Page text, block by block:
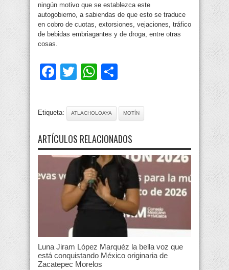
ningún motivo que se establezca este
autogobierno, a sabiendas de que esto se traduce
en cobro de cuotas, extorsiones, vejaciones, tráfico
de bebidas embriagantes y de droga, entre otras
cosas.
Facebook
TwitterWhatsApp
Etiqueta: ATLACHOLOAYA MOTÍN
ARTÍCULOS RELACIONADOS
Luna Jiram López Marquéz la bella voz que
está conquistando México originaria de
Zacatepec Morelos